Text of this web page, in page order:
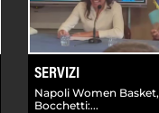
SERVIZI
Napoli Women Basket,
Bocchetti:...